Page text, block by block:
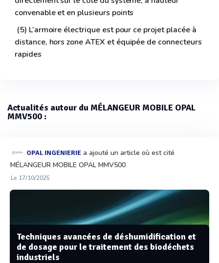
convenable et en plusieurs points
(5) L’armoire électrique est pour ce projet placée à
distance, hors zone ATEX et équipée de connecteurs
rapides
Actualités autour du MÉLANGEUR MOBILE OPAL
MMV500 :
OPAL INGENIERIE a ajouté un article où est cité
MÉLANGEUR MOBILE OPAL MMV500
Le 17/10/2025
Techniques avancées de déshumidification et
de dosage pour le traitement des biodéchets
industriels